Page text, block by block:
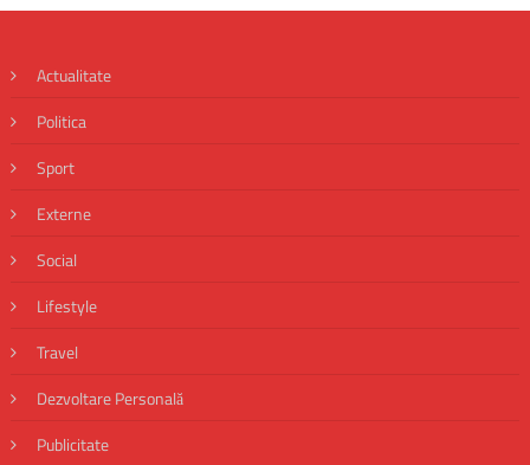
Actualitate
Politica
Sport
Externe
Social
Lifestyle
Travel
Dezvoltare Personală
Publicitate